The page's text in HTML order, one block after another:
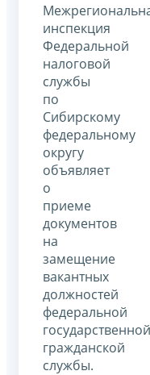
инспекция
Федеральной
налоговой
службы
по
Сибирскому
федеральному
округу
объявляет
о
приеме
документов
на
замещение
вакантных
должностей
федеральной
государственной
гражданской
службы.